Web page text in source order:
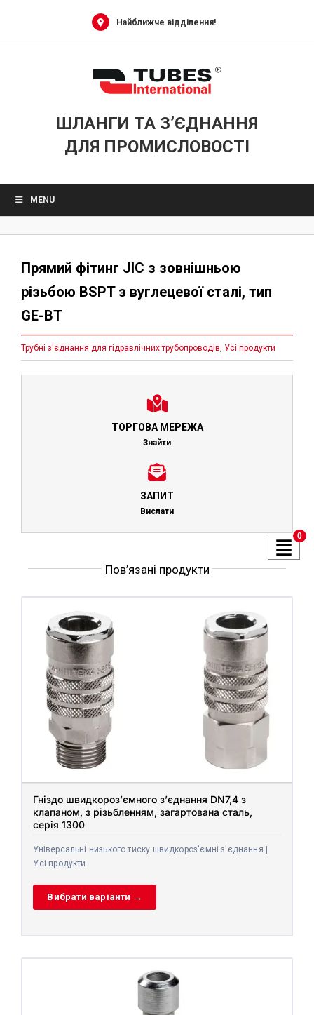
Найближче відділення!
ШЛАНГИ ТА З’ЄДНАННЯ
ДЛЯ ПРОМИСЛОВОСТІ
MENU
Прямий фітинг JIC з зовнішньою
різьбою BSPT з вуглецевої сталі, тип
GE-BT
Трубні з'єднання для гідравлічних трубопроводів, Усі продукти
ТОРГОВА МЕРЕЖА
Знайти
ЗАПИТ
Вислати
Пов’язані продукти
Гніздо швидкороз’ємного з’єднання DN7,4 з
клапаном, з різьбленням, загартована сталь,
серія 1300
Універсальні низького тиску швидкороз'ємні з'єднання |
Усі продукти
Вибрати варіанти →
0